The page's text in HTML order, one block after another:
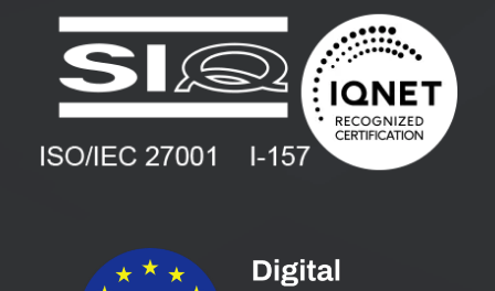
Zaposlitev
Vlagatelji
Pogoji in pogodbe
Blog
Spletni seminarji